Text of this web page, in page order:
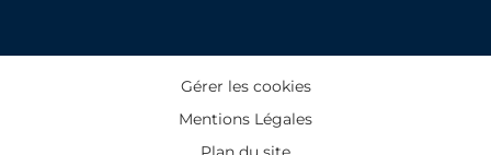
Gérer les cookies
Mentions Légales